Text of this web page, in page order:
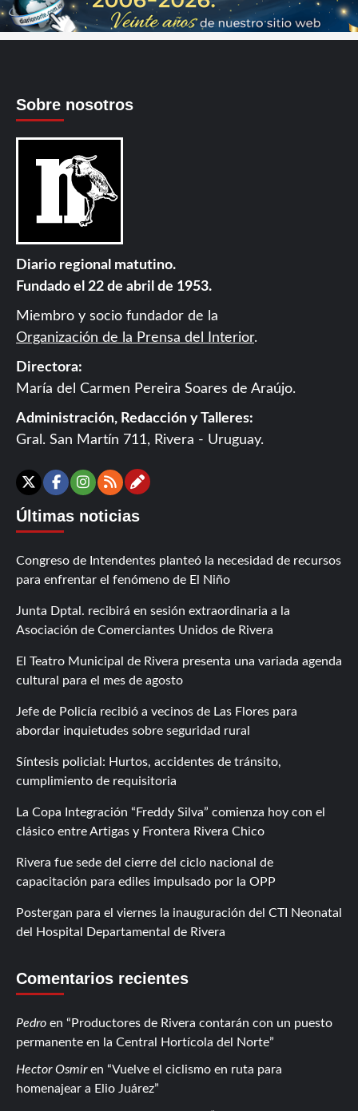
Sobre nosotros
Diario regional matutino.
Fundado el 22 de abril de 1953.
Miembro y socio fundador de la
Organización de la Prensa del Interior.
Directora:
María del Carmen Pereira Soares de Araújo.
Administración, Redacción y Talleres:
Gral. San Martín 711, Rivera - Uruguay.
X Facebook
Instagram
RSSContáctanos
Últimas noticias
Congreso de Intendentes planteó la necesidad de recursos
para enfrentar el fenómeno de El Niño
Junta Dptal. recibirá en sesión extraordinaria a la
Asociación de Comerciantes Unidos de Rivera
El Teatro Municipal de Rivera presenta una variada agenda
cultural para el mes de agosto
Jefe de Policía recibió a vecinos de Las Flores para
abordar inquietudes sobre seguridad rural
Síntesis policial: Hurtos, accidentes de tránsito,
cumplimiento de requisitoria
La Copa Integración “Freddy Silva” comienza hoy con el
clásico entre Artigas y Frontera Rivera Chico
Rivera fue sede del cierre del ciclo nacional de
capacitación para ediles impulsado por la OPP
Postergan para el viernes la inauguración del CTI Neonatal
del Hospital Departamental de Rivera
Comentarios recientes
Pedro en
Productores de Rivera contarán con un puesto
permanente en la Central Hortícola del Norte
Hector Osmiren
Vuelve el ciclismo en ruta para
homenajear a Elio Juárez